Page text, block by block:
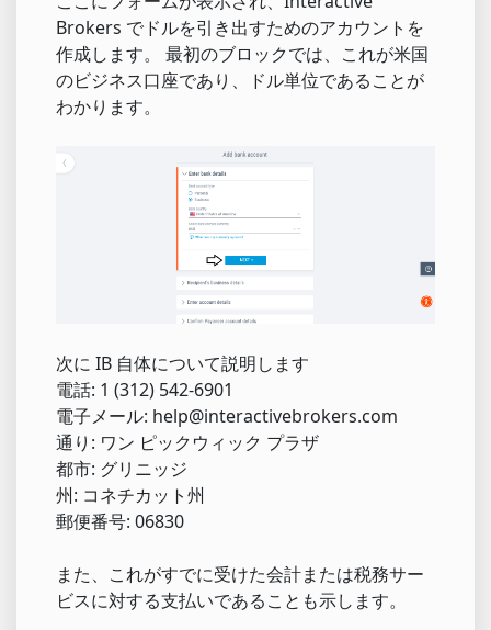
Brokers でドルを引き出すためのアカウントを
作成します。 最初のブロックでは、これが米国
のビジネス口座であり、ドル単位であることが
わかります。
次に IB 自体について説明します
電話: 1 (312) 542-6901
電子メール: help@interactivebrokers.com
通り: ワン ピックウィック プラザ
都市: グリニッジ
州: コネチカット州
郵便番号: 06830
また、これがすでに受けた会計または税務サー
ビスに対する支払いであることも示します。